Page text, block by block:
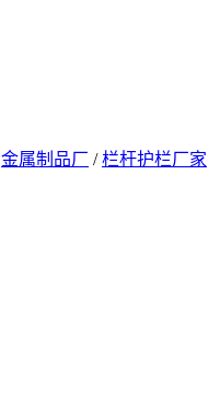
金属制品厂 /栏杆护栏厂家